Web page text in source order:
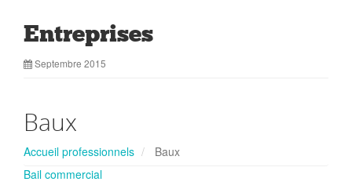
Entreprises
Septembre 2015
Baux
Accueil professionnels
Baux
Bail commercial